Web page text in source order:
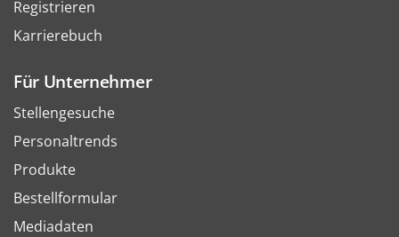
Registrieren
Karrierebuch
Für Unternehmer
Stellengesuche
Personaltrends
Produkte
Bestellformular
Mediadaten